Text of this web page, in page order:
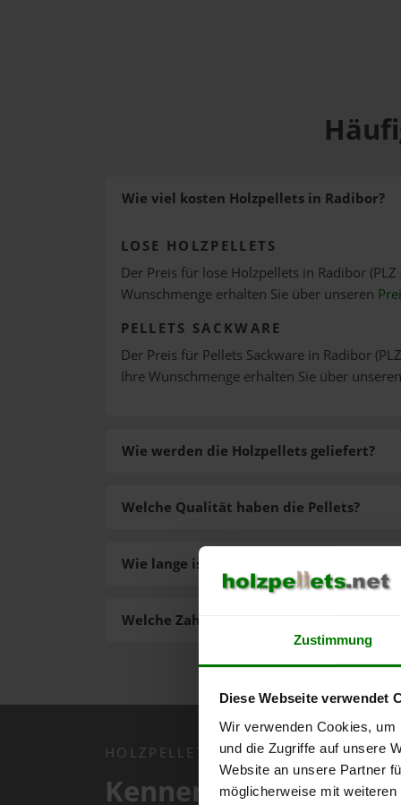
Zustimmung
Diese Webseite verwendet
Wir verwenden Cookies,
und die Zugriffe auf unsere
Website an unsere Partner
möglicherweise mit
Wie viel kosten Holzpellets in Radibor?
LOSE HOLZPELLETS
Der Preis für lose Holzpellets in Radibor
Wunschmenge erhalten Sie über unseren
PELLETS SACKWARE
Der Preis für Pellets Sackware in Radibor
Ihre Wunschmenge erhalten Sie über unseren
Wie werden die Holzpellets geliefert?
Welche Zahlungsarten gibt es?
Welche Qualität haben die Pellets?
Wie lange ist die Lieferzeit der Pellets?
HOLZPELLETS.NET APP
Kennen Sie schon